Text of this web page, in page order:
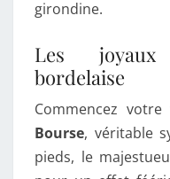
girondine.
Les joyaux
bordelaise
Commencez
Bourse, véritable
pieds, le